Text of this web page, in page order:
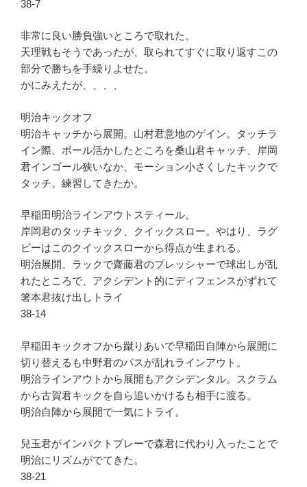
38-7
非常に良い勝負強いところで取れた。
天理戦もそうであったが、取られてすぐに取り返すこの
部分で勝ちを手繰りよせた。
かにみえたが、、、、
明治キックオフ
明治キャッチから展開。山村君意地のゲイン。タッチラ
イン際、ボール活かしたところを桑山君キャッチ、岸岡
君インゴール狭いなか、モーション小さくしたキックで
タッチ。練習してきたか。
早稲田明治ラインアウトスティール。
岸岡君のタッチキック、クイックスロー。やはり、ラグ
ビーはこのクイックスローから得点が生まれる。
明治展開、ラックで齋藤君のプレッシャーで球出しが乱
れたところで、アクシデント的にディフェンスがずれて
箸本君抜け出しトライ
38-14
早稲田キックオフから蹴りあいで早稲田自陣から展開に
切り替えるも中野君のパスが乱れラインアウト。
明治ラインアウトから展開もアクシデンタル。スクラム
から古賀君キックを自ら追いかけるも相手に渡る。
明治自陣から展開で一気にトライ。
兒玉君がインパクトプレーで森君に代わり入ったことで
明治にリズムがでてきた。
38-21